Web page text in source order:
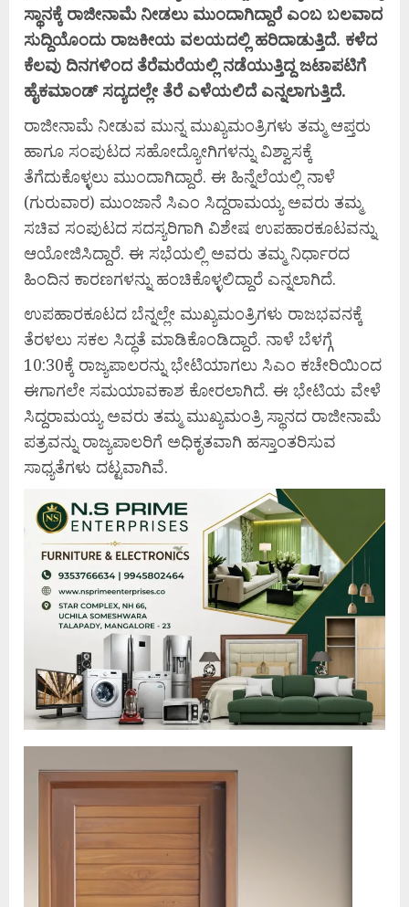
ಸ್ಥಾನಕ್ಕೆ ರಾಜೀನಾಮೆ ನೀಡಲು ಮುಂದಾಗಿದ್ದಾರೆ ಎಂಬ ಬಲವಾದ
ಸುದ್ದಿಯೊಂದು ರಾಜಕೀಯ ವಲಯದಲ್ಲಿ ಹರಿದಾಡುತ್ತಿದೆ. ಕಳೆದ
ಕೆಲವು ದಿನಗಳಿಂದ ತೆರೆಮರೆಯಲ್ಲಿ ನಡೆಯುತ್ತಿದ್ದ ಜಟಾಪಟಿಗೆ
ಹೈಕಮಾಂಡ್ ಸದ್ಯದಲ್ಲೇ ತೆರೆ ಎಳೆಯಲಿದೆ ಎನ್ನಲಾಗುತ್ತಿದೆ.
ರಾಜೀನಾಮೆ ನೀಡುವ ಮುನ್ನ ಮುಖ್ಯಮಂತ್ರಿಗಳು ತಮ್ಮ ಆಪ್ತರು
ಹಾಗೂ ಸಂಪುಟದ ಸಹೋದ್ಯೋಗಿಗಳನ್ನು ವಿಶ್ವಾಸಕ್ಕೆ
ತೆಗೆದುಕೊಳ್ಳಲು ಮುಂದಾಗಿದ್ದಾರೆ. ಈ ಹಿನ್ನೆಲೆಯಲ್ಲಿ ನಾಳೆ
(ಗುರುವಾರ) ಮುಂಜಾನೆ ಸಿಎಂ ಸಿದ್ದರಾಮಯ್ಯ ಅವರು ತಮ್ಮ
ಸಚಿವ ಸಂಪುಟದ ಸದಸ್ಯರಿಗಾಗಿ ವಿಶೇಷ ಉಪಹಾರಕೂಟವನ್ನು
ಆಯೋಜಿಸಿದ್ದಾರೆ. ಈ ಸಭೆಯಲ್ಲಿ ಅವರು ತಮ್ಮ ನಿರ್ಧಾರದ
ಹಿಂದಿನ ಕಾರಣಗಳನ್ನು ಹಂಚಿಕೊಳ್ಳಲಿದ್ದಾರೆ ಎನ್ನಲಾಗಿದೆ.
ಉಪಹಾರಕೂಟದ ಬೆನ್ನಲ್ಲೇ ಮುಖ್ಯಮಂತ್ರಿಗಳು ರಾಜಭವನಕ್ಕೆ
ತೆರಳಲು ಸಕಲ ಸಿದ್ಧತೆ ಮಾಡಿಕೊಂಡಿದ್ದಾರೆ. ನಾಳೆ ಬೆಳಗ್ಗೆ
10:30ಕ್ಕೆ ರಾಜ್ಯಪಾಲರನ್ನು ಭೇಟಿಯಾಗಲು ಸಿಎಂ ಕಚೇರಿಯಿಂದ
ಈಗಾಗಲೇ ಸಮಯಾವಕಾಶ ಕೋರಲಾಗಿದೆ. ಈ ಭೇಟಿಯ ವೇಳೆ
ಸಿದ್ದರಾಮಯ್ಯ ಅವರು ತಮ್ಮ ಮುಖ್ಯಮಂತ್ರಿ ಸ್ಥಾನದ ರಾಜೀನಾಮೆ
ಪತ್ರವನ್ನು ರಾಜ್ಯಪಾಲರಿಗೆ ಅಧಿಕೃತವಾಗಿ ಹಸ್ತಾಂತರಿಸುವ
ಸಾಧ್ಯತೆಗಳು ದಟ್ಟವಾಗಿವೆ.